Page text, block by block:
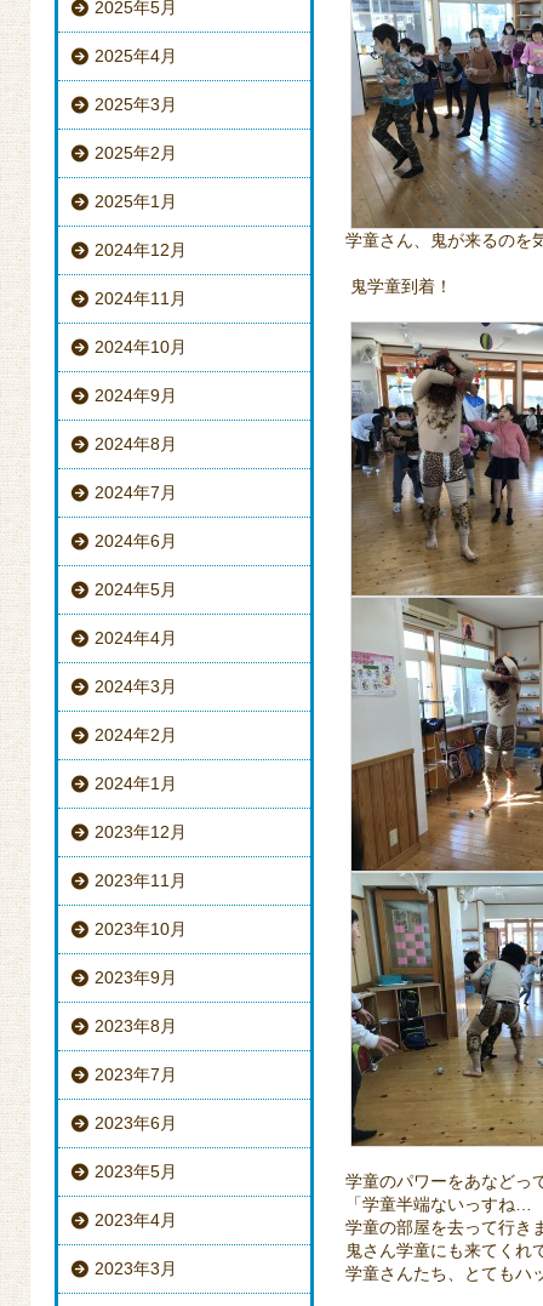
2025年5月
2025年4月
2025年3月
2025年2月
2025年1月
2024年12月
2024年11月
2024年10月
2024年9月
2024年8月
2024年7月
2024年6月
2024年5月
2024年4月
2024年3月
2024年2月
2024年1月
2023年12月
2023年11月
2023年10月
2023年9月
2023年8月
2023年7月
2023年6月
2023年5月
2023年4月
2023年3月
学童さん、鬼が来るのを
鬼学童到着！
学童のパワーをあなどっ
「学童半端ないっすね…
学童の部屋を去って行き
鬼さん学童にも来てくれ
学童さんたち、とてもハ